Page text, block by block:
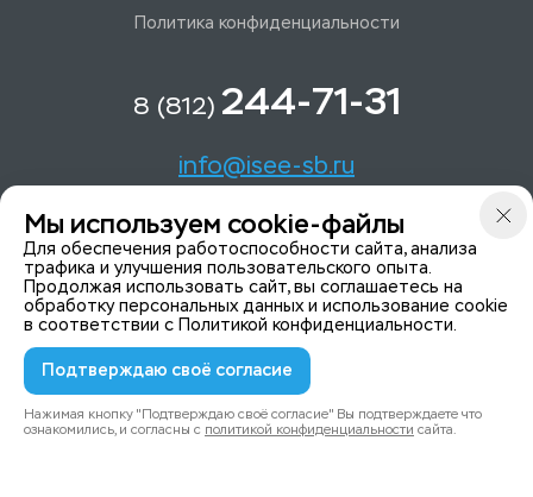
Политика конфиденциальности
8 (812) 244-71-31
info@isee-sb.ru
Светлановский пр-кт, д. 70, корп. 1
Мы в Telegam
© 2015-2026 ISeeYou - системы безопасности
Политика конфиденциальности
Мы используем cookie-файлы
Для обеспечения работоспособности сайта, анализа
трафика и улучшения пользовательского опыта.
Продолжая использовать сайт, вы соглашаетесь на
обработку персональных данных и использование cookie
в соответствии с Политикой конфиденциальности.
Подтверждаю своё согласие
Нажимая кнопку "Подтверждаю своё согласие" Вы подтверждаете что
ознакомились, и согласны с политикой конфиденциальности сайта.